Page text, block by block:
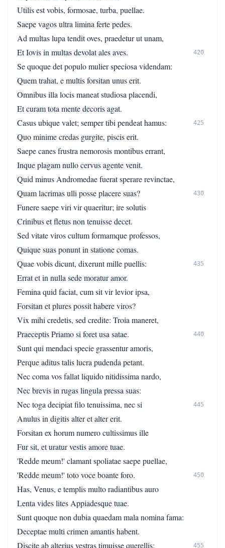
Utilis est vobis, formosae, turba, puellae.
Saepe vagos ultra limina ferte pedes.
Ad multas lupa tendit oves, praedetur ut unam,
Et Iovis in multas devolat ales aves.
420
Se quoque det populo mulier speciosa videndam:
Quem trahat, e multis forsitan unus erit.
Omnibus illa locis maneat studiosa placendi,
Et curam tota mente decoris agat.
Casus ubique valet; semper tibi pendeat hamus:
425
Quo minime credas gurgite, piscis erit.
Saepe canes frustra nemorosis montibus errant,
Inque plagam nullo cervus agente venit.
Quid minus Andromedae fuerat sperare revinctae,
Quam lacrimas ulli posse placere suas?
430
Funere saepe viri vir quaeritur; ire solutis
Crinibus et fletus non tenuisse decet.
Sed vitate viros cultum formamque professos,
Quique suas ponunt in statione comas.
Quae vobis dicunt, dixerunt mille puellis:
435
Errat et in nulla sede moratur amor.
Femina quid faciat, cum sit vir levior ipsa,
Forsitan et plures possit habere viros?
Vix mihi credetis, sed credite: Troia maneret,
Praeceptis Priamo si foret usa satae.
440
Sunt qui mendaci specie grassentur amoris,
Perque aditus talis lucra pudenda petant.
Nec coma vos fallat liquido nitidissima nardo,
Nec brevis in rugas lingula pressa suas:
Nec toga decipiat filo tenuissima, nec si
445
Anulus in digitis alter et alter erit.
Forsitan ex horum numero cultissimus ille
Fur sit, et uratur vestis amore tuae.
'Redde meum!' clamant spoliatae saepe puellae,
'Redde meum!' toto voce boante foro.
450
Has, Venus, e templis multo radiantibus auro
Lenta vides lites Appiadesque tuae.
Sunt quoque non dubia quaedam mala nomina fama:
Deceptae multi crimen amantis habent.
Discite ab alterius vestras timuisse querellis;
455